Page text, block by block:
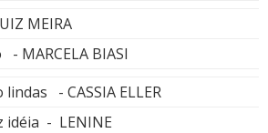
MEIRA
MARCELA BIASI
lindas - CASSIA ELLER
idéia - LENINE